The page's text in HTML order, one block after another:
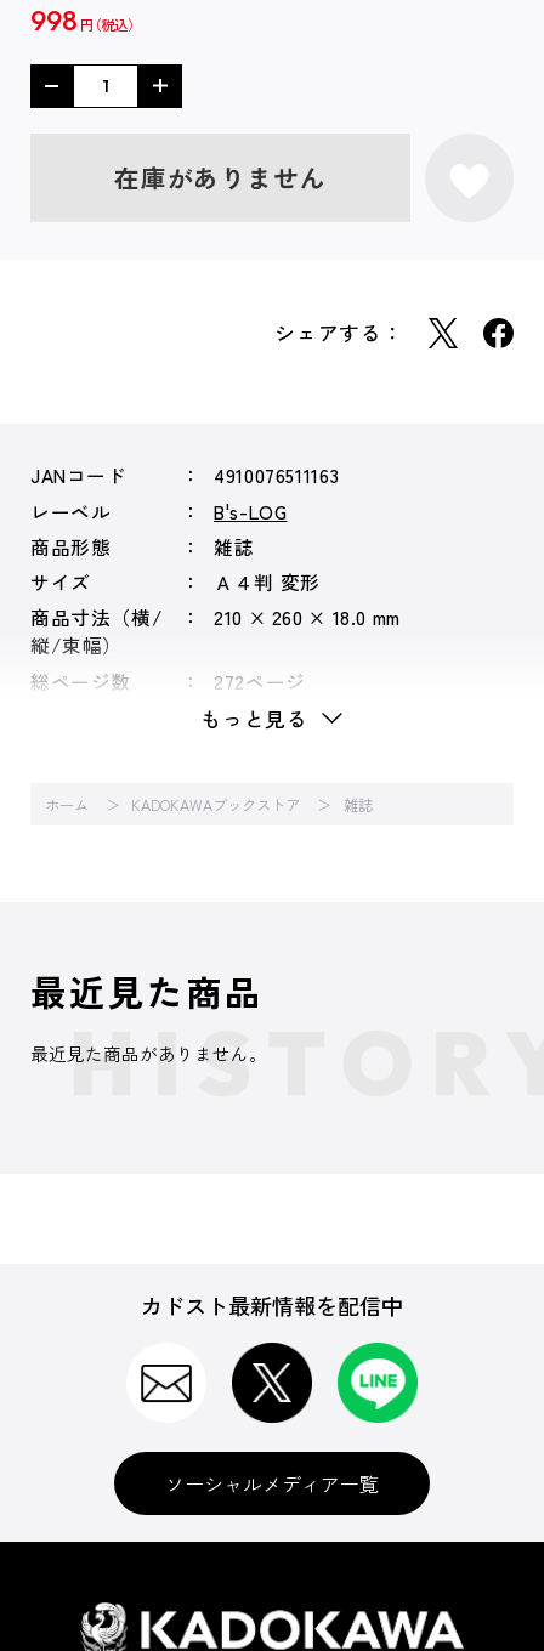
998 円
在庫がありません
シェアする：
JANコード
4910076511163
レーベル
B's-LOG
商品形態
雑誌
サイズ
Ａ４判 変形
商品寸法（横/
縦/束幅）
210 × 260 × 18.0 mm
総ページ数 272ページ
もっと見る
ホーム KADOKAWAブックストア 雑誌
最近見た商品
最近見た商品がありません。
カドスト最新情報を配信中
ソーシャルメディア一覧